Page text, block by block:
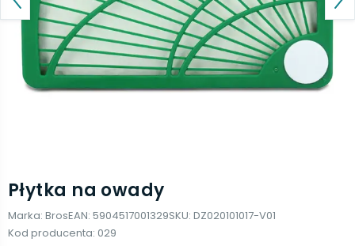
Płytka na owady
Marka: BrosEAN: 5904517001329SKU: DZ020101017-V01
Kod producenta: 029